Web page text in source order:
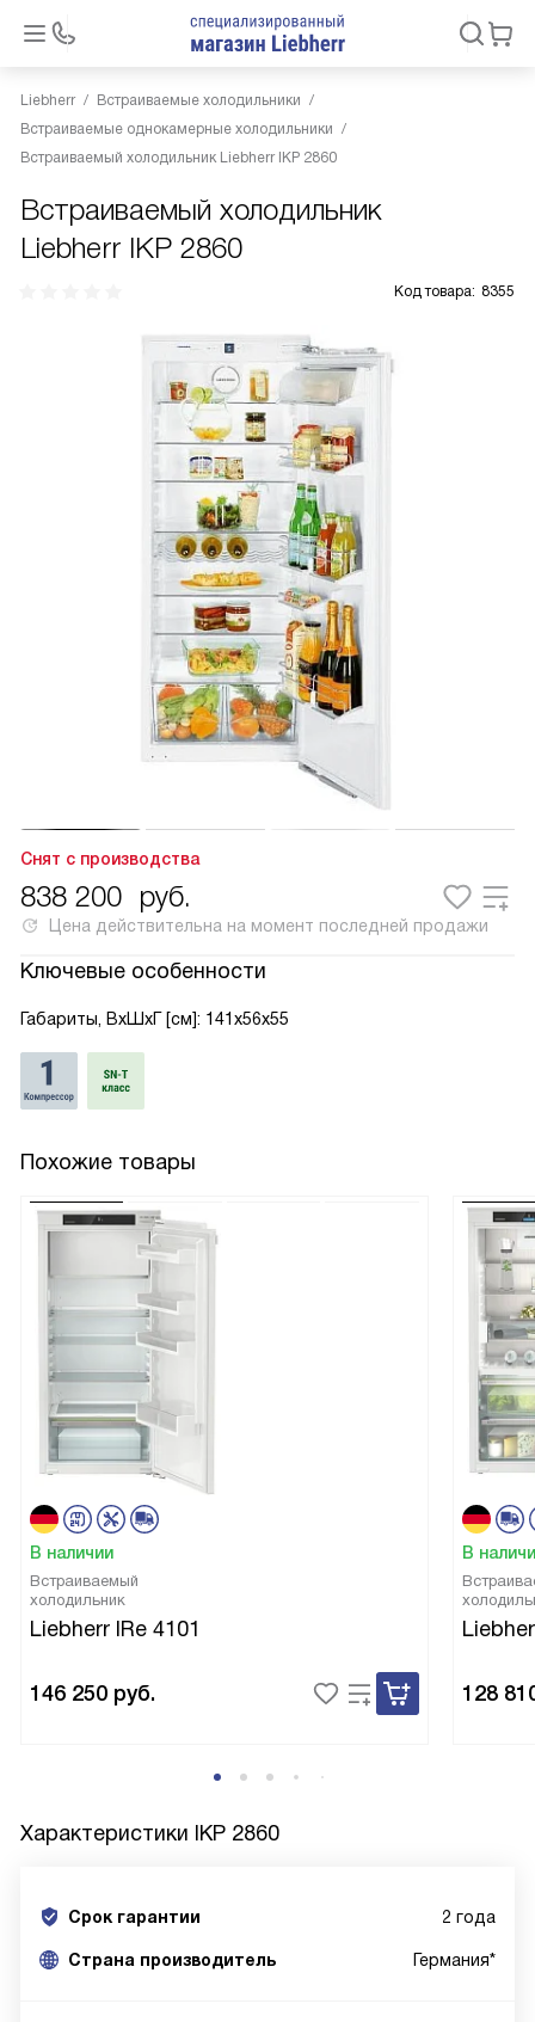
Liebherr
Встраиваемые холодильники
Встраиваемые однокамерные холодильники
Встраиваемый холодильник Liebherr IKP 2860
Встраиваемый холодильник
Liebherr IKP 2860
Код товара: 8355
Снят с производства
838 200 руб.
Цена действительна на момент последней продажи
Ключевые особенности
Габариты, ВxШxГ [см]: 141x56x55
Похожие товары
В наличии
Встраиваемый
холодильник
Liebherr IRe 4101
146 250 руб.
В
128
Характеристики IKP 2860
Срок гарантии 2 года
Cтрана производитель Германия*